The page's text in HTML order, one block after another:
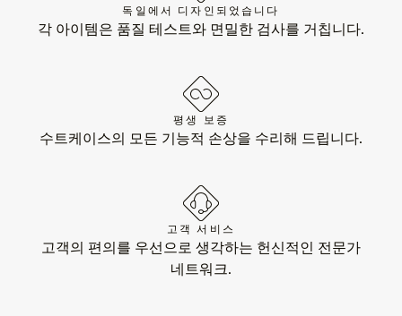
독일에서 디자인되었습니다
각 아이템은 품질 테스트와 면밀한 검사를 거칩니다.
평생 보증
수트케이스의 모든 기능적 손상을 수리해 드립니다.
고객 서비스
고객의 편의를 우선으로 생각하는 헌신적인 전문가
네트워크.